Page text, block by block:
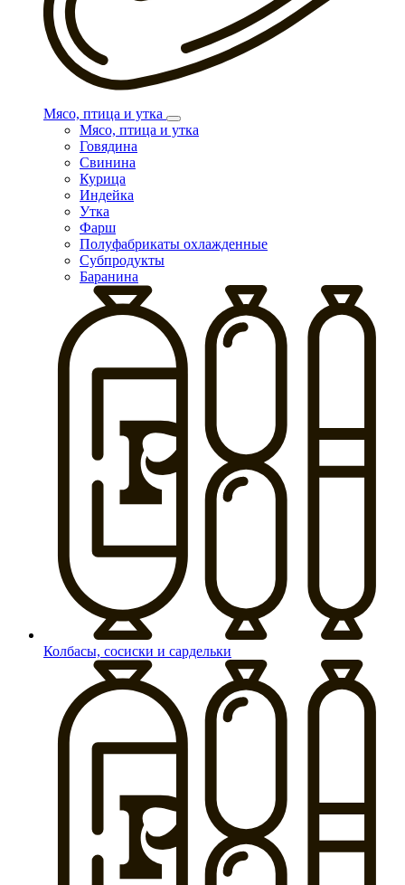
Мясо, птица и утка
Мясо, птица и утка
Говядина
Свинина
Курица
Индейка
Утка
Фарш
Полуфабрикаты охлажденные
Субпродукты
Баранина
Колбасы, сосиски и сардельки